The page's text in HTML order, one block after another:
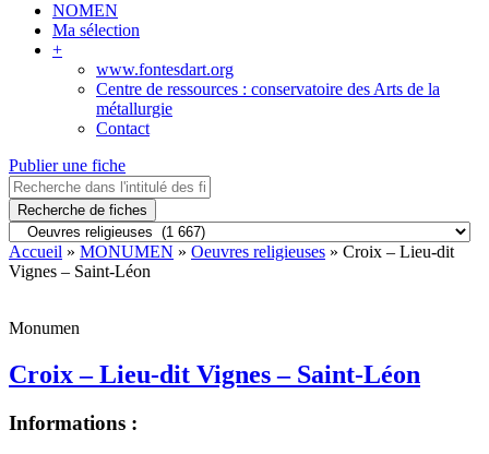
NOMEN
Ma sélection
+
www.fontesdart.org
Centre de ressources : conservatoire des Arts de la
métallurgie
Contact
Publier une fiche
Recherche de fiches
Accueil » MONUMEN » Oeuvres religieuses » Croix – Lieu-dit
Vignes – Saint-Léon
Monumen
Croix – Lieu-dit Vignes – Saint-Léon
Informations :